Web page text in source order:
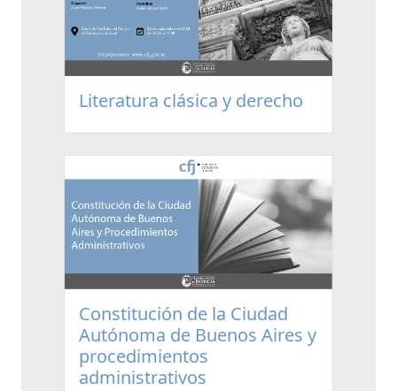
Literatura clásica y derecho
Constitución de la Ciudad
Autónoma de Buenos Aires y
procedimientos
administrativos